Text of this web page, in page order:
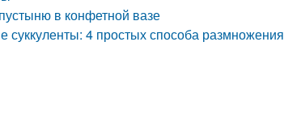
в конфетной вазе
4 простых способа размножения